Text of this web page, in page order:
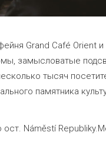
Grand Café Orient
замысловатые
тысяч
памятника
Náměstí